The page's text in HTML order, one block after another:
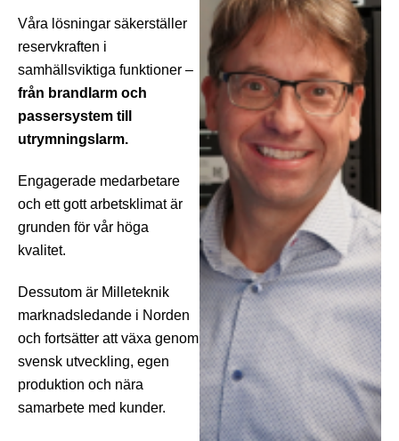
Våra lösningar säkerställer
reservkraften i
samhällsviktiga funktioner –
från brandlarm och
passersystem till
utrymningslarm.
Engagerade medarbetare
och ett gott arbetsklimat är
grunden för vår höga
kvalitet.
Dessutom är Milleteknik
marknadsledande i Norden
och fortsätter att växa genom
svensk utveckling, egen
produktion och nära
samarbete med kunder.